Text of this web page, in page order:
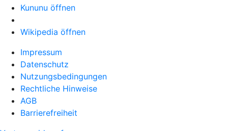
Kununu öffnen
Wikipedia öffnen
Impressum
Datenschutz
Nutzungsbedingungen
Rechtliche Hinweise
AGB
Barrierefreiheit